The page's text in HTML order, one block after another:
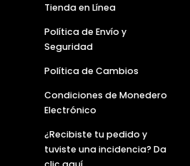
Tienda en Línea
Política de Envío y
Seguridad
Política de Cambios
Condiciones de Monedero
Electrónico
¿Recibiste tu pedido y
tuviste una incidencia? Da